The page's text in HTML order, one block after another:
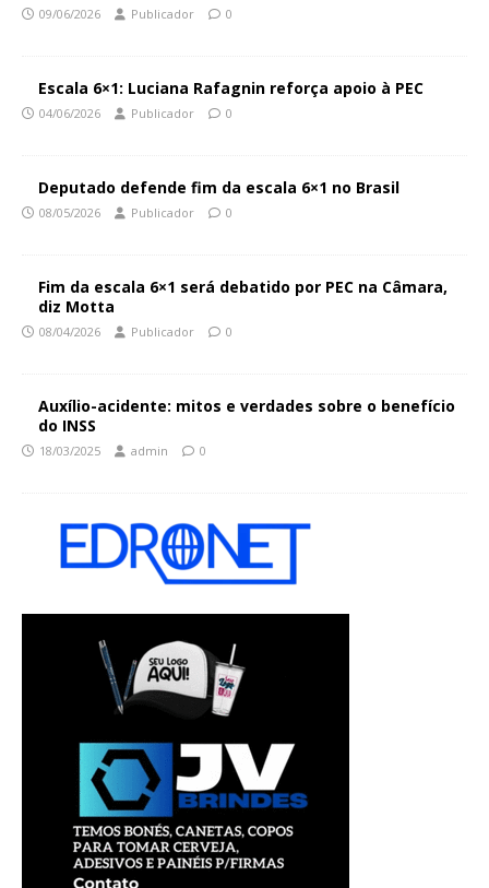
09/06/2026 Publicador 0
Escala 6×1: Luciana Rafagnin reforça apoio à PEC
04/06/2026 Publicador 0
Deputado defende fim da escala 6×1 no Brasil
08/05/2026 Publicador 0
Fim da escala 6×1 será debatido por PEC na Câmara,
diz Motta
08/04/2026 Publicador 0
Auxílio-acidente: mitos e verdades sobre o benefício
do INSS
18/03/2025 admin 0